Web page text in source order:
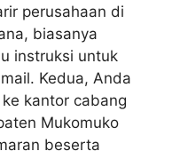
perusahaan di
biasanya
instruksi untuk
Kedua, Anda
kantor cabang
Mukomuko
beserta